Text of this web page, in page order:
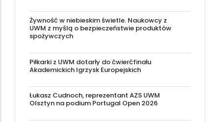
Żywność w niebieskim świetle. Naukowcy z
UWM z myślą o bezpieczeństwie produktów
spożywczych
Piłkarki z UWM dotarły do ćwierćfinału
Akademickich Igrzysk Europejskich
Łukasz Cudnoch, reprezentant AZS UWM
Olsztyn na podium Portugal Open 2026